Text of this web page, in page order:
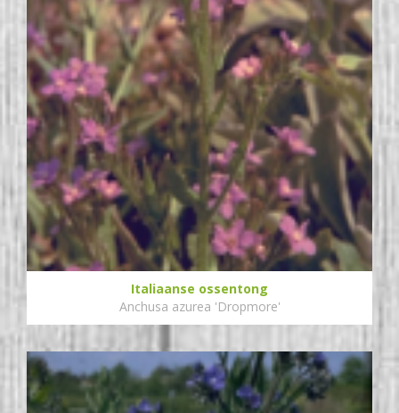
Italiaanse ossentong
Anchusa azurea 'Dropmore'